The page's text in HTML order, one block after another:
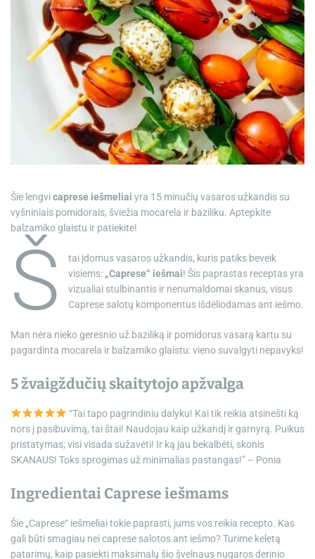
Šie lengvicaprese iešmeliai yra 15 minučių vasaros užkandis su
vyšniniais pomidorais, šviežia mocarela ir baziliku. Aptepkite
balzamiko glaistu ir patiekite!
Š
tai įdomus vasaros užkandis, kuris patiks beveik
visiems: „Caprese“ iešmai! Šis paprastas receptas yra
vizualiai stulbinantis ir nenumaldomai skanus, visus
Caprese salotų komponentus išdėliodamas ant iešmo.
Man nėra nieko geresnio už baziliką ir pomidorus vasarą kartu su
pagardinta mocarela ir balzamiko glaistu: vieno suvalgyti nepavyks!
5 žvaigždučių skaitytojo apžvalga
“Tai tapo pagrindiniu dalyku! Kai tik reikia atsinešti ką
nors į pasibuvimą, tai štai! Naudojau kaip užkandį ir garnyrą. Puikus
pristatymas; visi visada sužavėti! Ir ką jau bekalbėti, skonis
SKANAUS! Toks sprogimas už minimalias pastangas!” – Ponia
Ingredientai Caprese iešmams
Šie „Caprese“ iešmeliai tokie paprasti, jums vos reikia recepto. Kas
gali būti smagiau nei caprese salotos ant iešmo? Turime keletą
patarimų, kaip pasiekti maksimalų šio švelnaus nugaros derinio